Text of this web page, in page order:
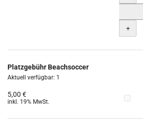
+
Platzgebühr Beachsoccer
Aktuell verfügbar: 1
5,00 €
inkl. 19% MwSt.